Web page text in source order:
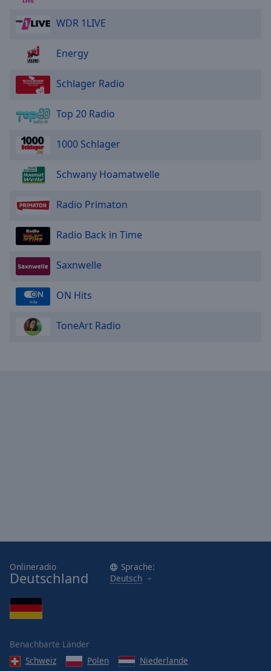
WDR 1LIVE
Energy
Schlager Radio
Top 20 Radio
1000 Schlager
Schwany Hoamatwelle
Radio Primaton
Radio Back in Time
Saxnwelle
ON Hits
ToneArt Radio
Onlineradio
Deutschland
Sprache:
Deutsch
Benachbarte Länder
Schweiz
Polen
Niederlande